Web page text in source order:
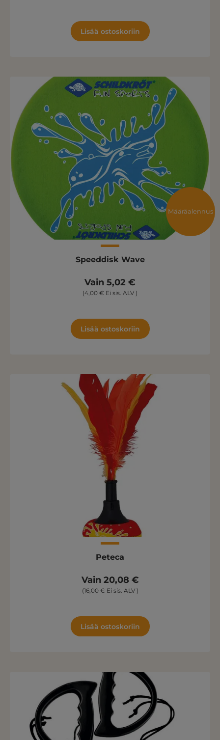
Lisää ostoskoriin
Määräalennus
Speeddisk Wave
Vain 5,02 €
(4,00 € Ei sis. ALV )
Lisää ostoskoriin
Peteca
Vain 20,08 €
(16,00 € Ei sis. ALV )
Lisää ostoskoriin